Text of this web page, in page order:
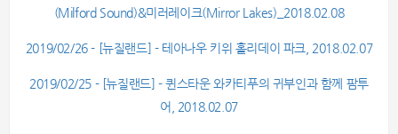
(Milford Sound)&미러레이크(Mirror Lakes)_2018.02.08
2019/02/26 - [뉴질랜드] - 테아나우 키위 홀리데이 파크, 2018.02.07
2019/02/25 - [뉴질랜드] - 퀸스타운 와카티푸의 귀부인과 함께 팜투
어, 2018.02.07